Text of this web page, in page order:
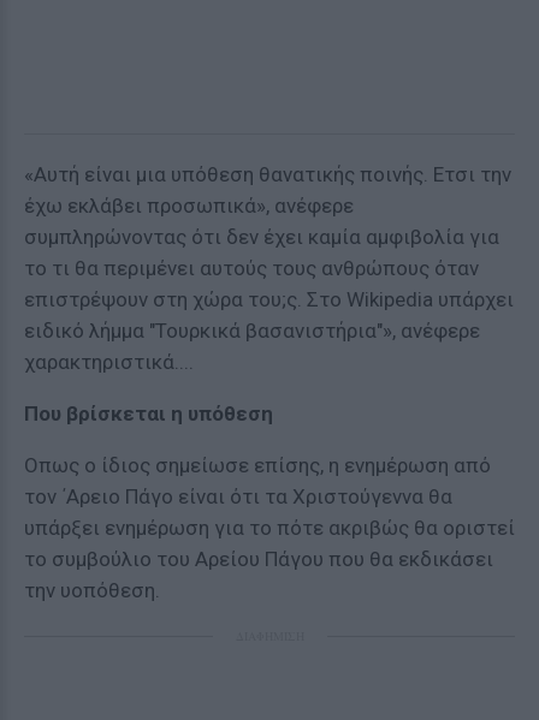
«Αυτή είναι μια υπόθεση θανατικής ποινής. Ετσι την
έχω εκλάβει προσωπικά», ανέφερε
συμπληρώνοντας ότι δεν έχει καμία αμφιβολία για
το τι θα περιμένει αυτούς τους ανθρώπους όταν
επιστρέψουν στη χώρα του;ς. Στο Wikipedia υπάρχει
ειδικό λήμμα "Τουρκικά βασανιστήρια"», ανέφερε
χαρακτηριστικά....
Που βρίσκεται η υπόθεση
Οπως ο ίδιος σημείωσε επίσης, η ενημέρωση από
τον ΄Αρειο Πάγο είναι ότι τα Χριστούγεννα θα
υπάρξει ενημέρωση για το πότε ακριβώς θα οριστεί
το συμβούλιο του Αρείου Πάγου που θα εκδικάσει
την υοπόθεση.